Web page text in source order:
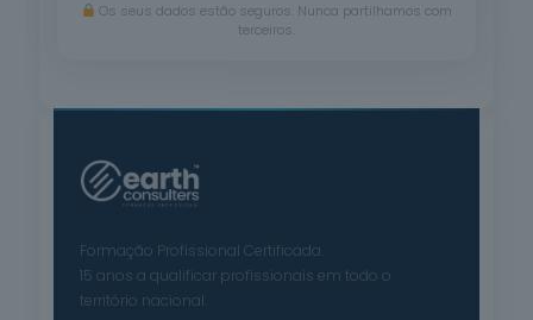
Os seus dados estão seguros. Nunca partilhamos com
terceiros.
Formação Profissional Certificada.
15 anos a qualificar profissionais em todo o
território nacional.